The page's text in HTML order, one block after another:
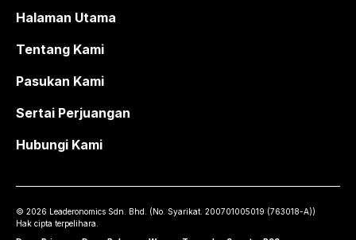
Halaman Utama
Tentang Kami
Pasukan Kami
Sertai Perjuangan
Hubungi Kami
© 2026 Leaderonomics Sdn. Bhd. (No. Syarikat. 200701005019 (763018-A))
Hak cipta terpelihara.